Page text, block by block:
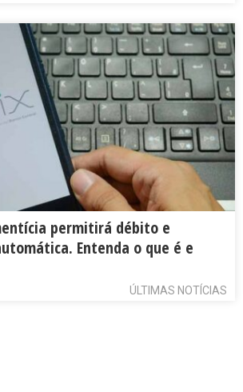
permitirá débito e
Entenda o que é e
ÚLTIMAS NOTÍCIAS